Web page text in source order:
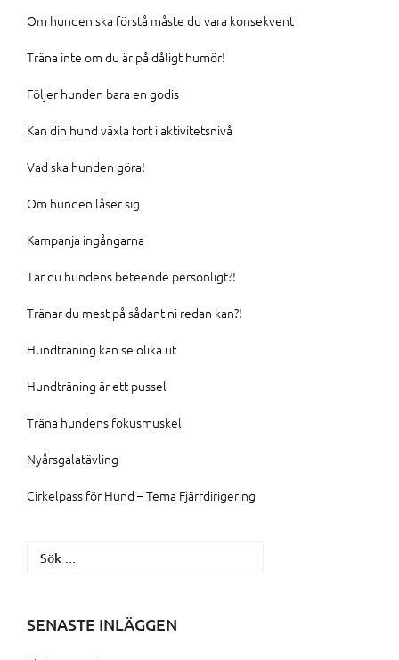
Om hunden ska förstå måste du vara konsekvent
Träna inte om du är på dåligt humör!
Följer hunden bara en godis
Kan din hund växla fort i aktivitetsnivå
Vad ska hunden göra!
Om hunden låser sig
Kampanja ingångarna
Tar du hundens beteende personligt?!
Tränar du mest på sådant ni redan kan?!
Hundträning kan se olika ut
Hundträning är ett pussel
Träna hundens fokusmuskel
Nyårsgalatävling
Cirkelpass för Hund – Tema Fjärrdirigering
Sök
SENASTE INLÄGGEN